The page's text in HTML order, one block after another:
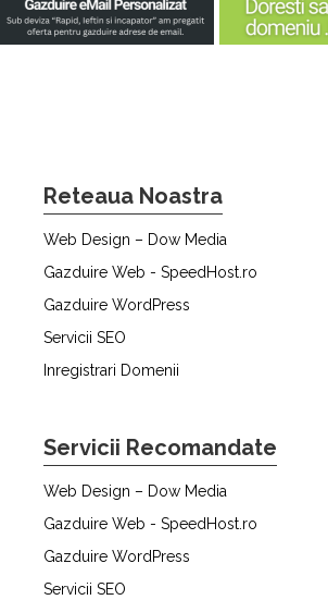
Reteaua Noastra
Web Design – Dow Media
Gazduire Web - SpeedHost.ro
Gazduire WordPress
Servicii SEO
Inregistrari Domenii
Servicii Recomandate
Web Design – Dow Media
Gazduire Web - SpeedHost.ro
Gazduire WordPress
Servicii SEO